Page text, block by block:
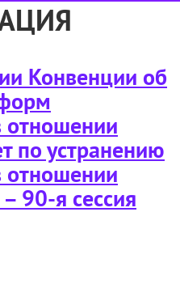
Конвенции об
отношении
по устранению
отношении
90-я сессия
конвенции об устранении всех
женщин в комитет по